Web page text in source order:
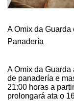
A Omix da
Panadería
A Omix da
de panadería e
21:00 horas a
prolongará ata o